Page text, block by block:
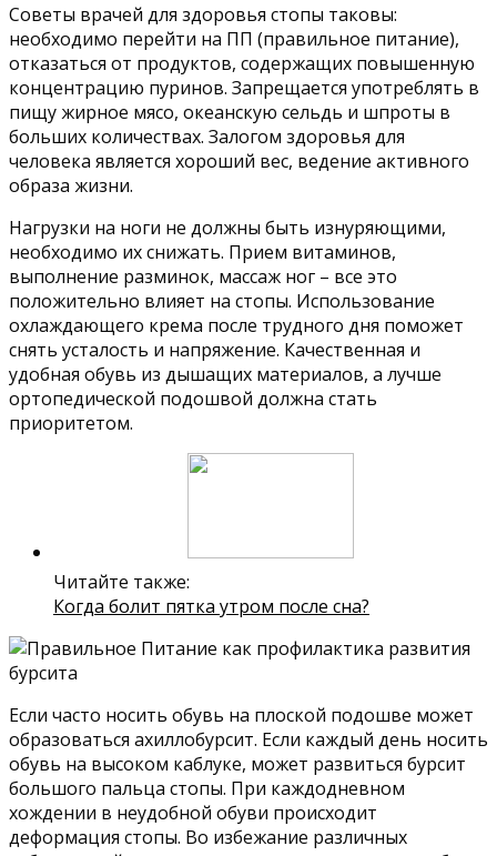
Советы врачей для здоровья стопы таковы:
необходимо перейти на ПП (правильное питание),
отказаться от продуктов, содержащих повышенную
концентрацию пуринов. Запрещается употреблять в
пищу жирное мясо, океанскую сельдь и шпроты в
больших количествах. Залогом здоровья для
человека является хороший вес, ведение активного
образа жизни.
Нагрузки на ноги не должны быть изнуряющими,
необходимо их снижать. Прием витаминов,
выполнение разминок, массаж ног – все это
положительно влияет на стопы. Использование
охлаждающего крема после трудного дня поможет
снять усталость и напряжение. Качественная и
удобная обувь из дышащих материалов, а лучше
ортопедической подошвой должна стать
приоритетом.
Читайте также:
Когда болит пятка утром после сна?
Если часто носить обувь на плоской подошве может
образоваться ахиллобурсит. Если каждый день носить
обувь на высоком каблуке, может развиться бурсит
большого пальца стопы. При каждодневном
хождении в неудобной обуви происходит
деформация стопы. Во избежание различных